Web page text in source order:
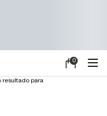
Meu
0
0 product in
resultado para